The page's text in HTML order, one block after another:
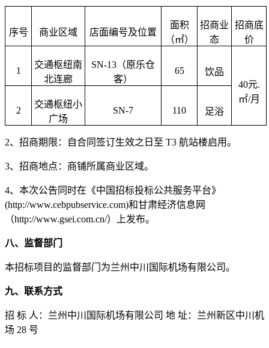
序号 商业区域 店面编号及位置
面积
（㎡）
招商业
态
招商底
价
1
交通枢纽南
北连廊
SN-13（原乐仓
客）
65
饮品
40元.
㎡/月
2
交通枢纽小
广场
SN-7 110 足浴
2、招商期限：自合同签订生效之日至 T3 航站楼启用。
3、招商地点：商铺所属商业区域。
4、本次公告同时在《中国招标投标公共服务平台》
(http://www.cebpubservice.com)和甘肃经济信息网
（http://www.gsei.com.cn/）上发布。
八、监督部门
本招标项目的监督部门为兰州中川国际机场有限公司。
九、联系方式
招 标 人： 兰州中川国际机场有限公司 地 址： 兰州新区中川机
场 28 号